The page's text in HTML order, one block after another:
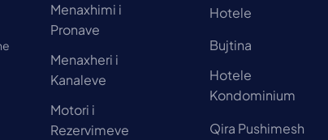
Menaxhimi i
Pronave
Menaxheri i
Kanaleve
Motori i
Rezervimeve
Hotele
Bujtina
Hotele
Kondominium
Qira Pushimesh